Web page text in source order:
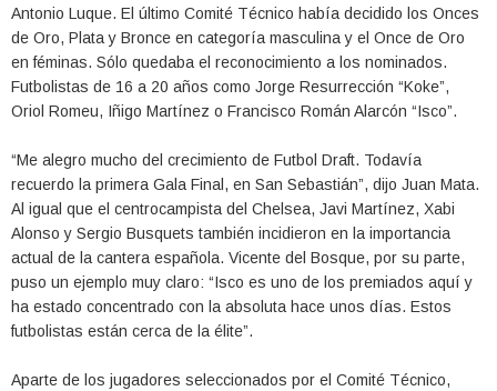
Antonio Luque. El último Comité Técnico había decidido los Onces
de Oro, Plata y Bronce en categoría masculina y el Once de Oro
en féminas. Sólo quedaba el reconocimiento a los nominados.
Futbolistas de 16 a 20 años como Jorge Resurrección “Koke”,
Oriol Romeu, Iñigo Martínez o Francisco Román Alarcón “Isco”.
“Me alegro mucho del crecimiento de Futbol Draft. Todavía
recuerdo la primera Gala Final, en San Sebastián”, dijo Juan Mata.
Al igual que el centrocampista del Chelsea, Javi Martínez, Xabi
Alonso y Sergio Busquets también incidieron en la importancia
actual de la cantera española. Vicente del Bosque, por su parte,
puso un ejemplo muy claro: “Isco es uno de los premiados aquí y
ha estado concentrado con la absoluta hace unos días. Estos
futbolistas están cerca de la élite”.
Aparte de los jugadores seleccionados por el Comité Técnico,